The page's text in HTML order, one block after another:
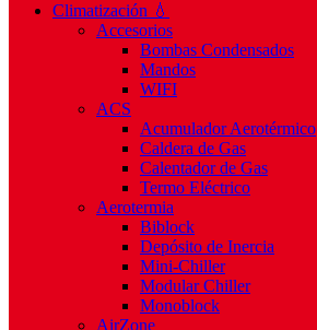
Climatización 💧
Accesorios
Bombas Condensados
Mandos
WIFI
ACS
Acumulador Aerotérmico
Caldera de Gas
Calentador de Gas
Termo Eléctrico
Aerotermia
Biblock
Depósito de Inercia
Mini-Chiller
Modular Chiller
Monoblock
AirZone